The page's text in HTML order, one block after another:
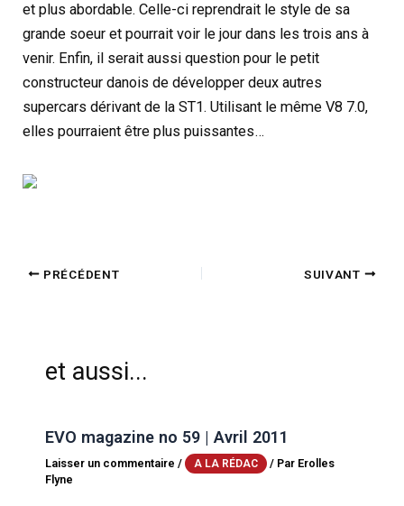
et plus abordable. Celle-ci reprendrait le style de sa
grande soeur et pourrait voir le jour dans les trois ans à
venir. Enfin, il serait aussi question pour le petit
constructeur danois de développer deux autres
supercars dérivant de la ST1. Utilisant le même V8 7.0,
elles pourraient être plus puissantes…
PRÉCÉDENT SUIVANT
et aussi...
EVO magazine no 59 | Avril 2011
Laisser un commentaire / A LA RÉDAC / Par Erolles
Flyne